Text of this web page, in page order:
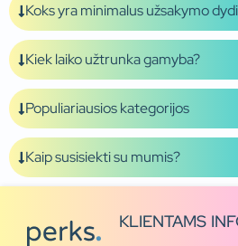
Koks yra minimalus užsakymo
Kiek laiko užtrunka gamyba?
Populiariausios kategorijos
Kaip susisiekti su mumis?
KLIENTAMS